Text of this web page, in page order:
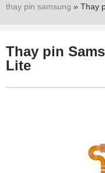
Sửa iPhone
Sửa Vertu
thay pin samsung » Thay
Thay pin
Lite